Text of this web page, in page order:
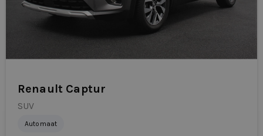
hoofd airbag(s) voor
Multimedia-pakket
Renault Captur
SUV
Automaat